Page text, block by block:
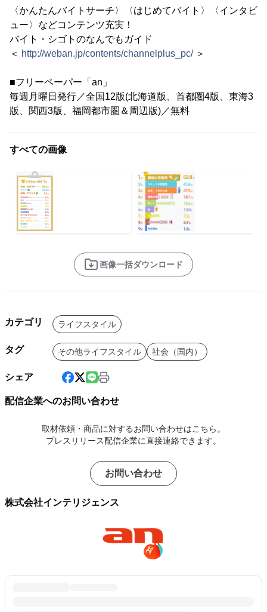
〈かんたんバイトサーチ〉〈はじめてバイト〉〈インタビ
ュー〉などコンテンツ充実！
バイト・シゴトのなんでもガイド
＜ http://weban.jp/contents/channelplus_pc/＞
■フリーペーパー「an」
毎週月曜日発行／全国12版(北海道版、首都圏4版、東海3
版、関西3版、福岡都市圏＆周辺版)／無料
すべての画像
画像一括ダウンロード
カテゴリ ライフスタイル
タグ その他ライフスタイル 社会（国内）
シェア
配信企業へのお問い合わせ
取材依頼・商品に対するお問い合わせはこちら。
プレスリリース配信企業に直接連絡できます。
お問い合わせ
株式会社インテリジェンス